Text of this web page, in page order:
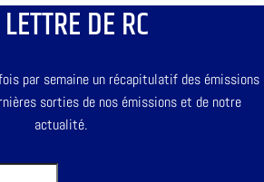
DE RC
par semaine un récapitulatif des émissions
sorties de nos émissions et de notre
actualité.